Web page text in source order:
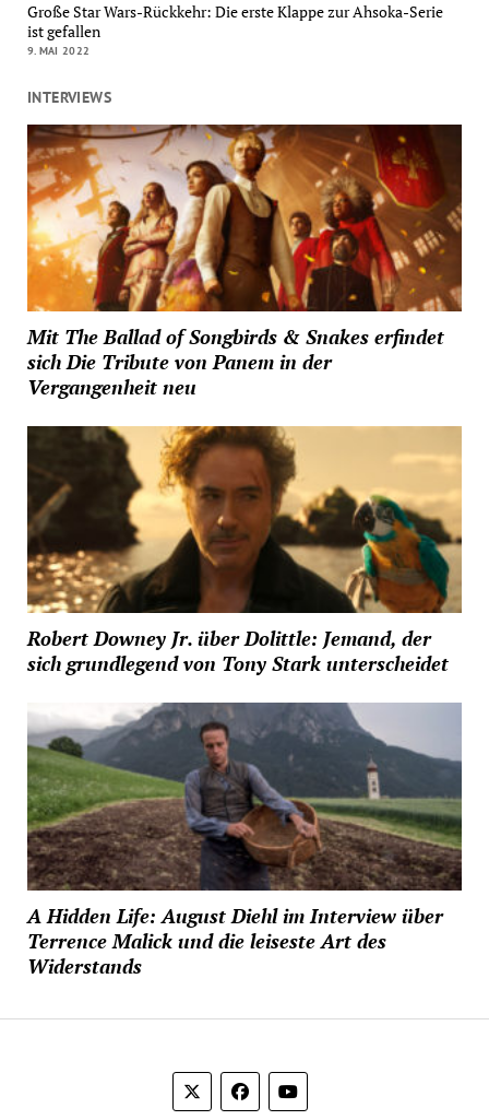
Große Star Wars-Rückkehr: Die erste Klappe zur Ahsoka-Serie
ist gefallen
9. MAI 2022
INTERVIEWS
Mit The Ballad of Songbirds & Snakes erfindet
sich Die Tribute von Panem in der
Vergangenheit neu
Robert Downey Jr. über Dolittle: Jemand, der
sich grundlegend von Tony Stark unterscheidet
A Hidden Life: August Diehl im Interview über
Terrence Malick und die leiseste Art des
Widerstands